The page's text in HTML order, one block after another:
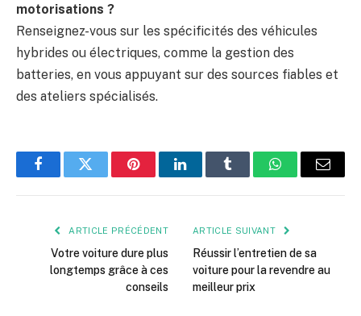
motorisations ?
Renseignez-vous sur les spécificités des véhicules
hybrides ou électriques, comme la gestion des
batteries, en vous appuyant sur des sources fiables et
des ateliers spécialisés.
FacebookTwitter PinterestLinkedInTumblr WhatsApp
E-
ARTICLE PRÉCÉDENT
Votre voiture dure plus
longtemps grâce à ces
conseils
ARTICLE SUIVANT
Réussir l’entretien de sa
voiture pour la revendre au
meilleur prix